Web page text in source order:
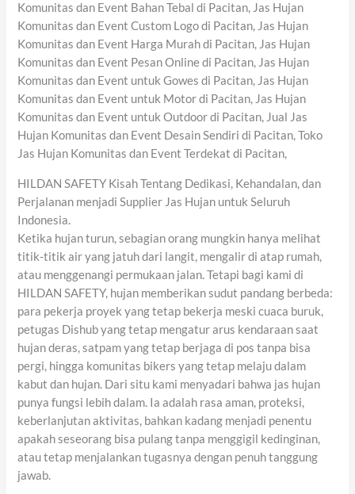
Komunitas dan Event Bahan Tebal di Pacitan, Jas Hujan
Komunitas dan Event Custom Logo di Pacitan, Jas Hujan
Komunitas dan Event Harga Murah di Pacitan, Jas Hujan
Komunitas dan Event Pesan Online di Pacitan, Jas Hujan
Komunitas dan Event untuk Gowes di Pacitan, Jas Hujan
Komunitas dan Event untuk Motor di Pacitan, Jas Hujan
Komunitas dan Event untuk Outdoor di Pacitan, Jual Jas
Hujan Komunitas dan Event Desain Sendiri di Pacitan, Toko
Jas Hujan Komunitas dan Event Terdekat di Pacitan,
HILDAN SAFETY Kisah Tentang Dedikasi, Kehandalan, dan
Perjalanan menjadi Supplier Jas Hujan untuk Seluruh
Indonesia.
Ketika hujan turun, sebagian orang mungkin hanya melihat
titik-titik air yang jatuh dari langit, mengalir di atap rumah,
atau menggenangi permukaan jalan. Tetapi bagi kami di
HILDAN SAFETY, hujan memberikan sudut pandang berbeda:
para pekerja proyek yang tetap bekerja meski cuaca buruk,
petugas Dishub yang tetap mengatur arus kendaraan saat
hujan deras, satpam yang tetap berjaga di pos tanpa bisa
pergi, hingga komunitas bikers yang tetap melaju dalam
kabut dan hujan. Dari situ kami menyadari bahwa jas hujan
punya fungsi lebih dalam. Ia adalah rasa aman, proteksi,
keberlanjutan aktivitas, bahkan kadang menjadi penentu
apakah seseorang bisa pulang tanpa menggigil kedinginan,
atau tetap menjalankan tugasnya dengan penuh tanggung
jawab.